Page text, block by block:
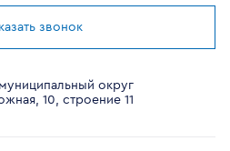
звонок
округ
10, строение 11